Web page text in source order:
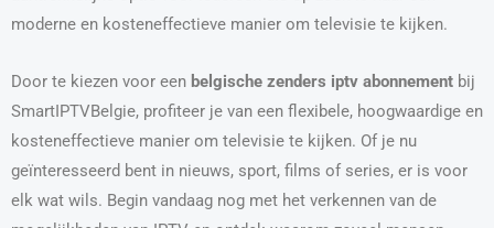
moderne en kosteneffectieve manier om televisie te kijken.
Door te kiezen voor een belgische zenders iptv abonnement bij
SmartIPTVBelgie, profiteer je van een flexibele, hoogwaardige en
kosteneffectieve manier om televisie te kijken. Of je nu
geïnteresseerd bent in nieuws, sport, films of series, er is voor
elk wat wils. Begin vandaag nog met het verkennen van de